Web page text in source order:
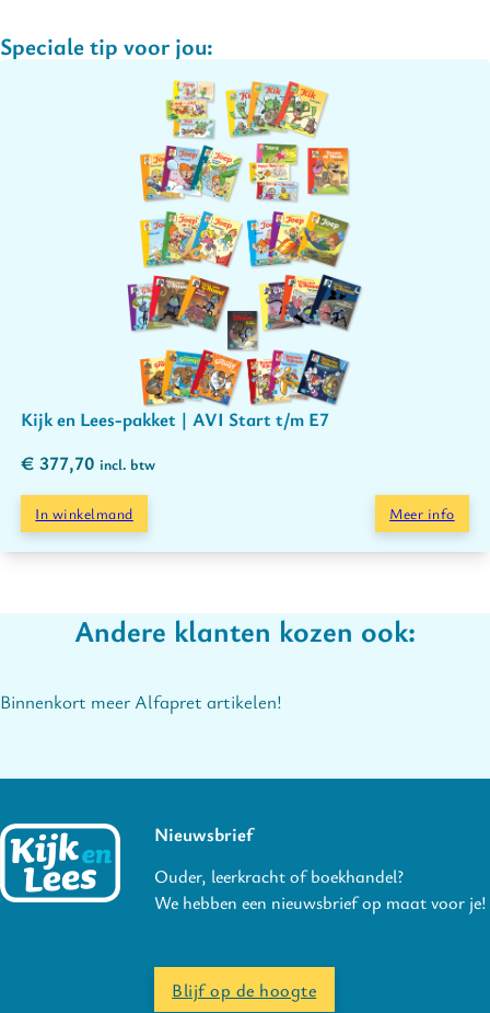
AVI-leesniveaus van alle boeken zijn gecertificeerd door Cito.
Elke titel is los van elkaar te lezen.
Plan A Uitgevers | 2014 – 2025
Speciale tip voor jou:
Kijk en Lees-pakket | AVI Start t/m E7
€ 377,70 incl. btw
In winkelmand Meer info
Andere klanten kozen ook:
Binnenkort meer Alfapret artikelen!
Nieuwsbrief
Ouder, leerkracht of boekhandel?
We hebben een nieuwsbrief op maat voor je!
Blijf op de hoogte